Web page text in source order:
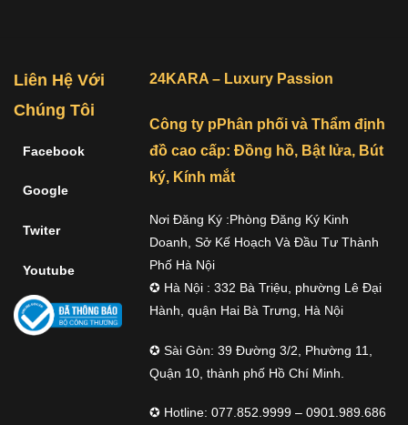
Liên Hệ Với
Chúng Tôi
Facebook
Google
Twiter
Youtube
24KARA – Luxury Passion
Công ty pPhân phối và Thẩm định
đồ cao cấp: Đồng hồ, Bật lửa, Bút
ký, Kính mắt
Nơi Đăng Ký :Phòng Đăng Ký Kinh
Doanh, Sở Kế Hoạch Và Đầu Tư Thành
Phố Hà Nội
✪ Hà Nội : 332 Bà Triệu, phường Lê Đại
Hành, quận Hai Bà Trưng, Hà Nội
✪ Sài Gòn: 39 Đường 3/2, Phường 11,
Quận 10, thành phố Hồ Chí Minh.
✪ Hotline: 077.852.9999 – 0901.989.686